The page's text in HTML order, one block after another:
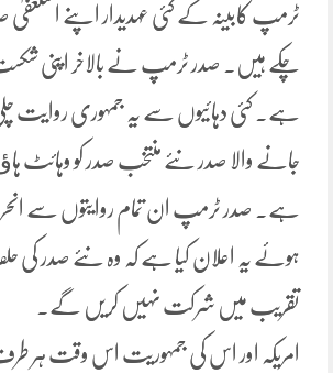
ٹرمپ کابینہ کے کئی عہدیدار اپنے استعفیٰ
چکے ہیں۔ صدر ٹرمپ نے بالاخر اپنی شکست
ہے۔ کئی دہائیوں سے یہ جمہوری روایت
جانے والا صدر نئے منتخب صدر کو وہائٹ
ہے۔ صدر ٹرمپ ان تمام روایتوں سے
ہوئے یہ اعلان کیا ہے کہ وہ نئے صدر کی
تقریب میں شرکت نہیں کریں گے۔
امریکہ اور اس کی جمہوریت اس وقت ہر